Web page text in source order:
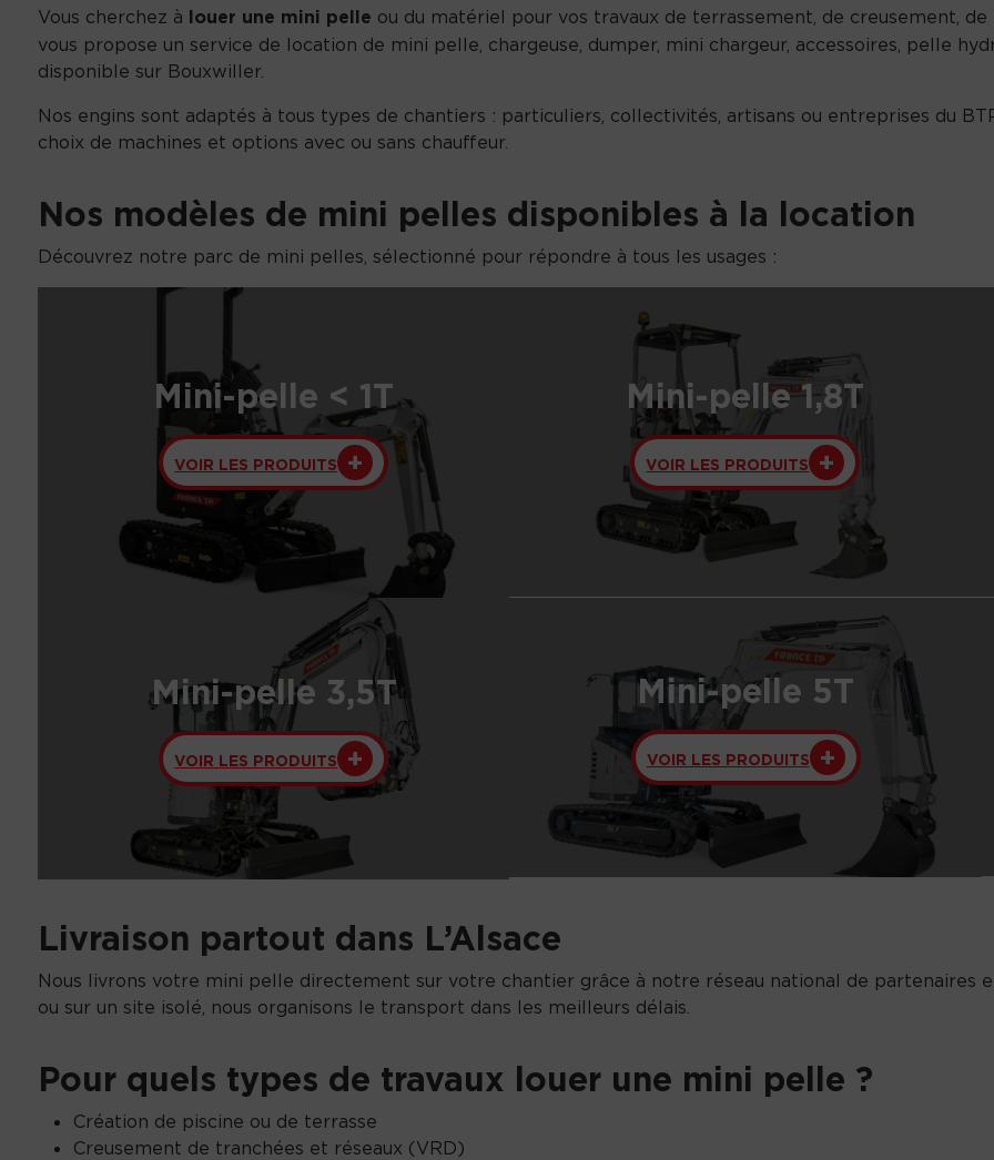
Vous cherchez à louer une mini pelle ou du matériel pour vos travaux de terrassement, de creusement,
vous propose un service de location de mini pelle, chargeuse, dumper, mini chargeur, accessoires, pelle
disponible sur Bouxwiller.
Nos engins sont adaptés à tous types de chantiers : particuliers, collectivités, artisans ou entreprises du
choix de machines et options avec ou sans chauffeur.
Nos modèles de mini pelles disponibles à la location
Découvrez notre parc de mini pelles, sélectionné pour répondre à tous les usages :
Mini-pelle < 1T
VOIR LES PRODUITS
Mini-pelle 1,8T
VOIR LES PRODUITS
Mini-pelle 3,5T
VOIR LES PRODUITS
Mini-pelle 5T
VOIR LES PRODUITS
Livraison partout dans L’Alsace
Nous livrons votre mini pelle directement sur votre chantier grâce à notre réseau national de partenaires
ou sur un site isolé, nous organisons le transport dans les meilleurs délais.
Pour quels types de travaux louer une mini pelle ?
Création de piscine ou de terrasse
Creusement de tranchées et réseaux (VRD)